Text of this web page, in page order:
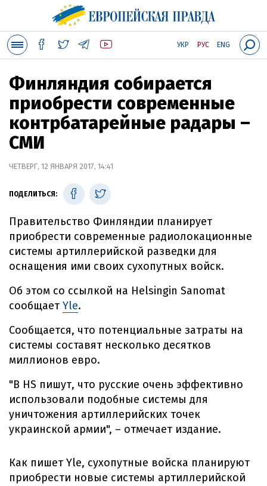
УКР РУС ENG
Финляндия собирается
приобрести современные
контрбатарейные радары –
СМИ
ЧЕТВЕРГ, 12 ЯНВАРЯ 2017, 14:41
ПОДЕЛИТЬСЯ:
Правительство Финляндии планирует
приобрести современные радиолокационные
системы артиллерийской разведки для
оснащения ими своих сухопутных войск.
Об этом со ссылкой на Helsingin Sanomat
сообщает Yle.
Сообщается, что потенциальные затраты на
системы составят несколько десятков
миллионов евро.
"В HS пишут, что русские очень эффективно
использовали подобные системы для
уничтожения артиллерийских точек
украинской армии", – отмечает издание.
Как пишет Yle, сухопутные войска планируют
приобрести новые системы артиллерийской